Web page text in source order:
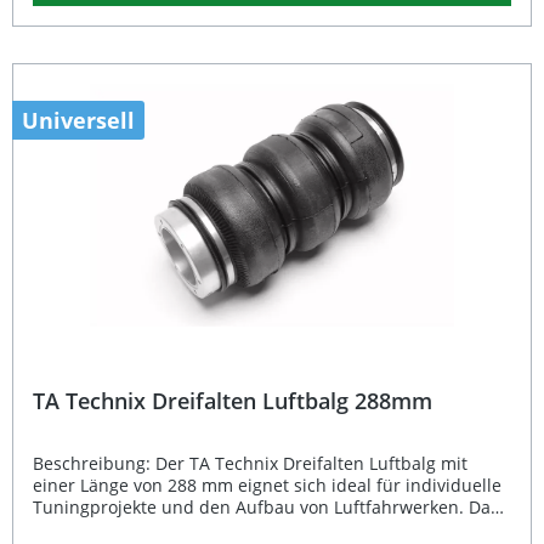
den optimalen Einbau und Betrieb: • 6 x M6
Innengewinde-Luftanschluss Hinweis:
StVZO zulässig. Verwendung nur im Set als komplettes
Luftfahrwerk mit Teilegutachten (§19.3). Universell
einsetzbarer Luftbalg für individuelle
Luftfahrwerksanwendungen Hochwertige Verarbeitung für
lange Lebensdauer Kompatibel mit G1/8" Luftanschluss
Perfekte Ergänzung für TA Technix Luftfahrwerke Ideal für
Tuning- und Airride-Umrüstungen Lieferumfang: 1x TA
Technix Luftbalg 166mm
Universell
TA Technix Dreifalten Luftbalg 288mm
Beschreibung: Der TA Technix Dreifalten Luftbalg mit
einer Länge von 288 mm eignet sich ideal für individuelle
Tuningprojekte und den Aufbau von Luftfahrwerken. Dank